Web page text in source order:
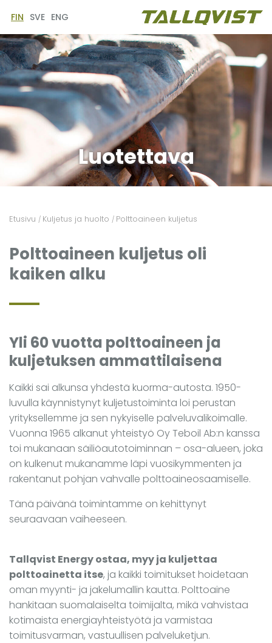
FIN SVE ENG
Luotettava
Etusivu / Kuljetus ja huolto / Polttoaineen kuljetus
Polttoaineen kuljetus oli
kaiken alku
Yli 60 vuotta polttoaineen ja
kuljetuksen ammattilaisena
Kaikki sai alkunsa yhdestä kuorma-autosta. 1950-
luvulla käynnistynyt kuljetustoiminta loi perustan
yrityksellemme ja sen nykyiselle palveluvalikoimalle.
Vuonna 1965 alkanut yhteistyö Oy Teboil Ab:n kanssa
toi mukanaan säiliöautotoiminnan – osa-alueen, joka
on kulkenut mukanamme läpi vuosikymmenten ja
rakentanut pohjan vahvalle polttoaineosaamiselle.
Tänä päivänä toimintamme on kehittynyt
seuraavaan vaiheeseen.
Tallqvist Energy ostaa, myy ja kuljettaa
polttoainetta itse, ja kaikki toimitukset hoidetaan
oman myynti- ja jakelumallin kautta. Polttoaine
hankitaan suomalaiselta toimijalta, mikä vahvistaa
kotimaista energiayhteistyötä ja varmistaa
toimitusvarman, vastuullisen palveluketjun.